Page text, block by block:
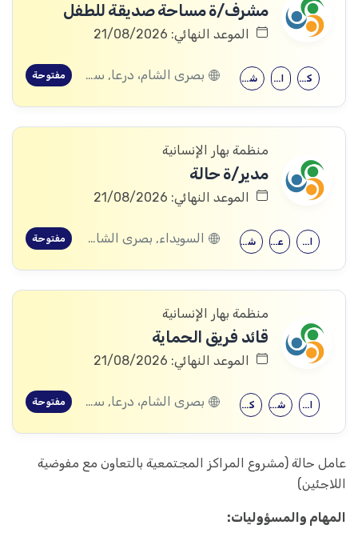
مشرف/ة مساحة صديقة للطفل
الموعد النهائي: 21/08/2026
شهادة جامعية الحقوق كلية التربية بصرى الشام، درعا, سعسع، ريف دمشق, المسيفرة، درعا, قدسيا، ريف دمشق, قطنا، ريف دمشق, مضايا، ريف دمشق, الجيزة، درعا, الديماس، ريف دمشق, سرغايا، ريف دمشق, بيت جن، ريف دمشق, عين الفيجة، ريف دمشق, خربة غزالة، درعا, عش الشجرة، درعا, داعل، درعا, المزيريب، درعا مفتوحة
منظمة بهار الإنسانية
مدير/ة حالة
الموعد النهائي: 21/08/2026
شهادة جامعية علم النفس الإرشاد النفسي السويداء, بصرى الشام، درعا, سعسع، ريف دمشق, المسيفرة، درعا, قدسيا، ريف دمشق, قطنا، ريف دمشق, مضايا، ريف دمشق, المزرعة، السويداء, الجيزة، درعا, الديماس، ريف دمشق, سرغايا، ريف دمشق, بيت جن، ريف دمشق, عين الفيجة، ريف دمشق, خربة غزالة، درعا, عش الشجرة، درعا, داعل، درعا, المزيريب، درعا, كوم الباشا، القنيطرة, جباتا الخشب، القنيطرة, ممتنة، القنيطرة, نبع الصخر، القنيطرة, خان أرنبة، القنيطرة, مشناف، السويداء مفتوحة
منظمة بهار الإنسانية
قائد فريق الحماية
الموعد النهائي: 21/08/2026
كلية التربية شهادة معهد الاقتصاد بصرى الشام، درعا, سعسع، ريف دمشق, المسيفرة، درعا, قدسيا، ريف دمشق, قطنا، ريف دمشق, مضايا، ريف دمشق, المزرعة، السويداء, الجيزة، درعا, الديماس، ريف دمشق, سرغايا، ريف دمشق, بيت جن، ريف دمشق, عين الفيجة، ريف دمشق, خربة غزالة، درعا, عش الشجرة، درعا, داعل، درعا, المزيريب، درعا, كوم الباشا، القنيطرة, جباتا الخشب، القنيطرة, ممتنة، القنيطرة, نبع الصخر، القنيطرة, خان أرنبة، القنيطرة, مشناف، السويداء مفتوحة
عامل حالة (مشروع المراكز المجتمعية بالتعاون مع مفوضية
اللاجئين)
المهام والمسؤوليات: